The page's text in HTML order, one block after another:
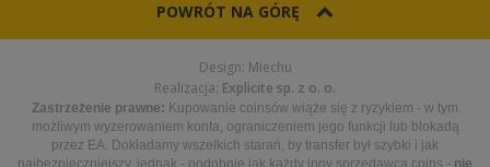
POWRÓT NA GÓRĘ
Design: Miechu
Realizacja: Explicite sp. z o. o.
Zastrzeżenie prawne: Kupowanie coinsów wiąże się z ryzykiem - w tym
możliwym wyzerowaniem konta, ograniczeniem jego funkcji lub blokadą
przez EA. Dokładamy wszelkich starań, by transfer był szybki i jak
najbezpieczniejszy, jednak - podobnie jak każdy inny sprzedawca coins - nie